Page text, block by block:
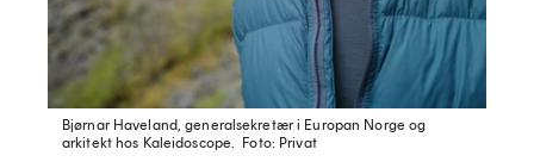
Bjørnar Haveland, generalsekretær i Europan Norge og
arkitekt hos Kaleidoscope.
Foto: Privat